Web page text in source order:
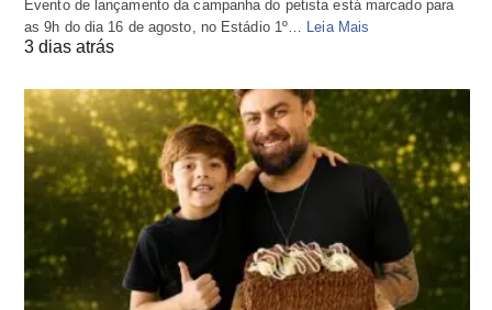
Evento de lançamento da campanha do petista está marcado para
as 9h do dia 16 de agosto, no Estádio 1º… Leia Mais
3 dias atrás